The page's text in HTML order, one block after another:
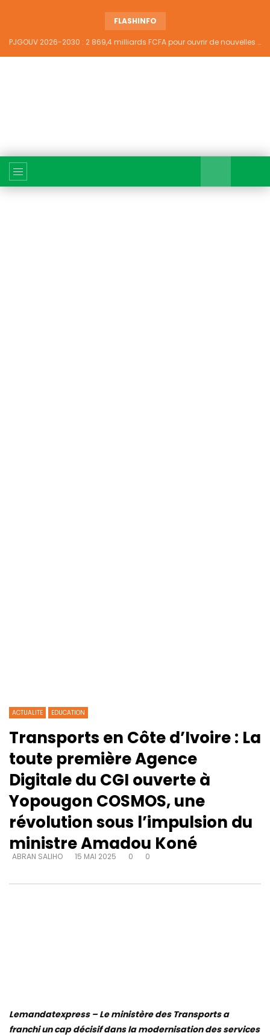
FLASHINFO
PJGOUV 2026-2030 : 2 869,4 milliards FCFA pour ouvrir de nouvelles perspectives à plus de 5,2 millions de jeunes ivoiriens
ACTUALITE EDUCATION
Transports en Côte d’Ivoire : La
toute première Agence
Digitale du CGI ouverte à
Yopougon COSMOS, une
révolution sous l’impulsion du
ministre Amadou Koné
ABRAN SALIHO 15 MAI 2025 0 0
Lemandatexpress – Le ministère des Transports a
franchi un cap décisif dans la modernisation des services